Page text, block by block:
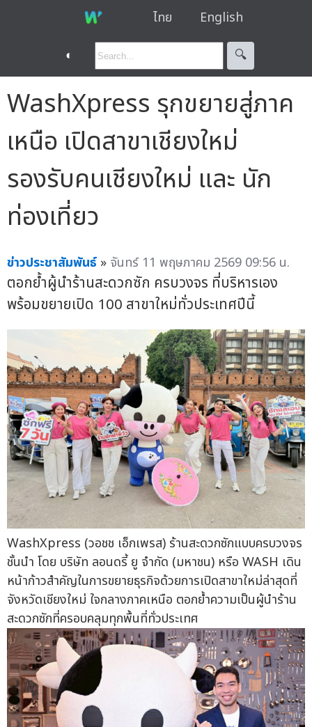
ไทย English
◐ 🔍︎
WashXpress รุกขยายสู่ภาค
เหนือ เปิดสาขาเชียงใหม่
รองรับคนเชียงใหม่ และ นัก
ท่องเที่ยว
ข่าวประชาสัมพันธ์ » จันทร์ 11 พฤษภาคม 2569 09:56 น.
ตอกย้ำผู้นำร้านสะดวกซัก ครบวงจร ที่บริหารเอง
พร้อมขยายเปิด 100 สาขาใหม่ทั่วประเทศปีนี้
WashXpress (วอชช เอ็กเพรส) ร้านสะดวกซักแบบครบวงจร
ชั้นนำ โดย บริษัท ลอนดรี้ ยู จำกัด (มหาชน) หรือ WASH เดิน
หน้าก้าวสำคัญในการขยายธุรกิจด้วยการเปิดสาขาใหม่ล่าสุดที่
จังหวัดเชียงใหม่ ใจกลางภาคเหนือ ตอกย้ำความเป็นผู้นำร้าน
สะดวกซักที่ครอบคลุมทุกพื้นที่ทั่วประเทศ